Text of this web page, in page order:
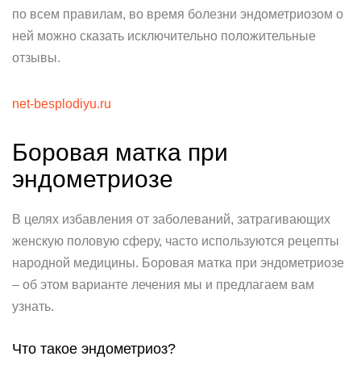
по всем правилам, во время болезни эндометриозом о
ней можно сказать исключительно положительные
отзывы.
net-besplodiyu.ru
Боровая матка при
эндометриозе
В целях избавления от заболеваний, затрагивающих
женскую половую сферу, часто используются рецепты
народной медицины. Боровая матка при эндометриозе
– об этом варианте лечения мы и предлагаем вам
узнать.
Что такое эндометриоз?